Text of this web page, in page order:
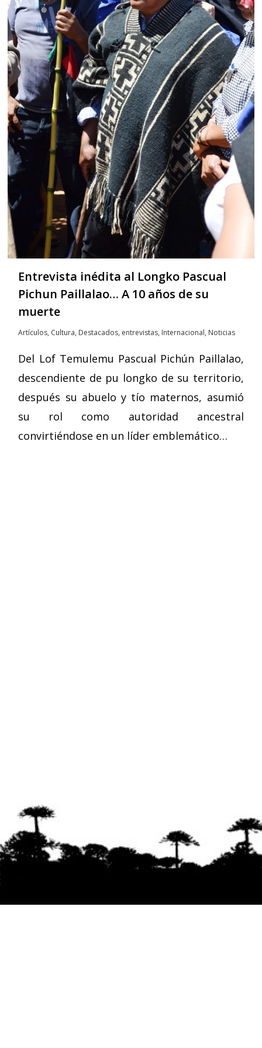
Entrevista inédita al Longko Pascual
Pichun Paillalao… A 10 años de su
muerte
Artículos, Cultura, Destacados, entrevistas, Internacional, Noticias
Del Lof Temulemu Pascual Pichún Paillalao,
descendiente de pu longko de su territorio,
después su abuelo y tío maternos, asumió
su rol como autoridad ancestral
convirtiéndose en un líder emblemático…